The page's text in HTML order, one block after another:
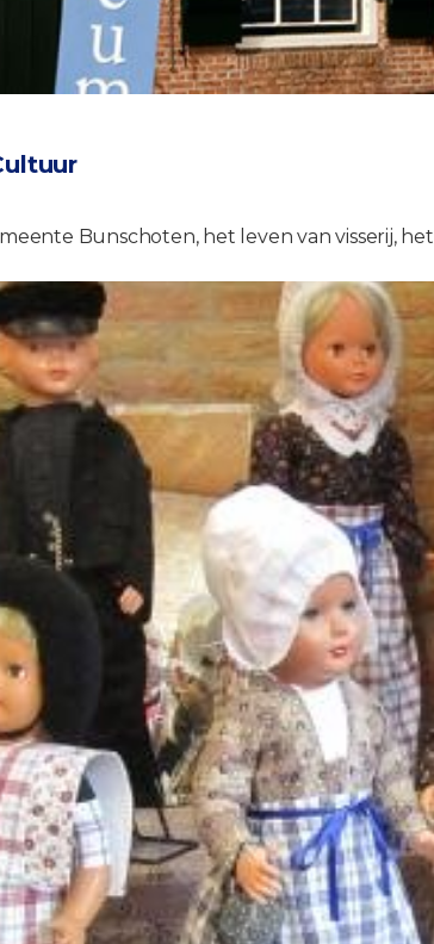
Bunschoten, het leven van visserij,